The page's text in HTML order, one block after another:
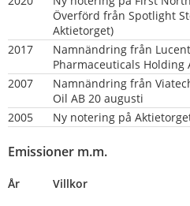
Överförd från Spotlight
Aktietorget)
2017
Namnändring från
Pharmaceuticals Holding
2007
Namnändring från
Oil AB 20 augusti
2005
Ny notering på
Emissioner m.m.
År Villkor